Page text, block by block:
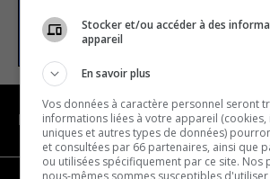
SUBSCRIBE
NAVIGATION
Stocker et/ou accéder à des
appareil
En savoir plus
Vos données à caractère personnel seront
informations liées à votre appareil
uniques et autres types de données)
et consultées par 66 partenaires, ainsi que
ou utilisées spécifiquement par ce site. Nos
nous-mêmes sommes susceptibles